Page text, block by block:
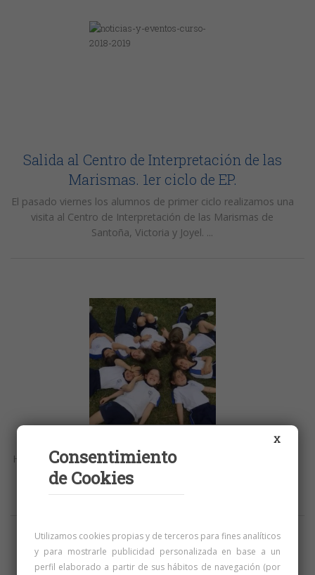
Salida al Centro de Interpretación de las
Marismas. 1er ciclo de EP.
El pasado viernes los alumnos de primer ciclo realizamos una
visita al Centro de Interpretación de las Marismas de
Santoña, Victoria y Joyel. ...
Hemos disfrutado mucho de nuestro primer día de albergue
bailando, cantando y jugando...¡caímos rendidos por la
X
Consentimiento
de Cookies
Utilizamos cookies propias y de terceros para fines analíticos
y para mostrarle publicidad personalizada en base a un
perfil elaborado a partir de sus hábitos de navegación (por